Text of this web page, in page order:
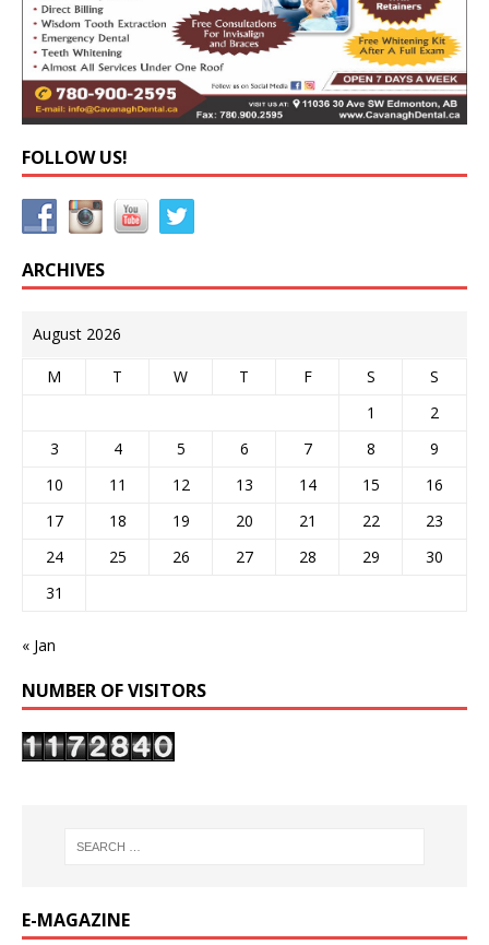
FOLLOW US!
ARCHIVES
August 2026
M T W T F S
S
1
2
3
4 5 6 7 8
9
10
11 12 13 14 15
16
17
18 19 20 21 22
23
24
25 26 27 28 29
30
31
« Jan
NUMBER OF VISITORS
E-MAGAZINE